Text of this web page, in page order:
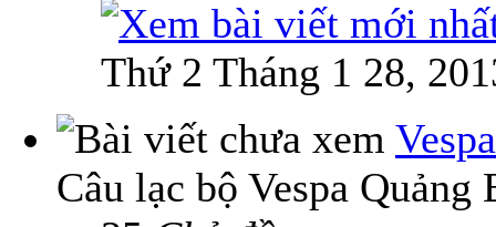
Thứ 2 Tháng 1 28,
Câu lạc bộ Vespa Quảng